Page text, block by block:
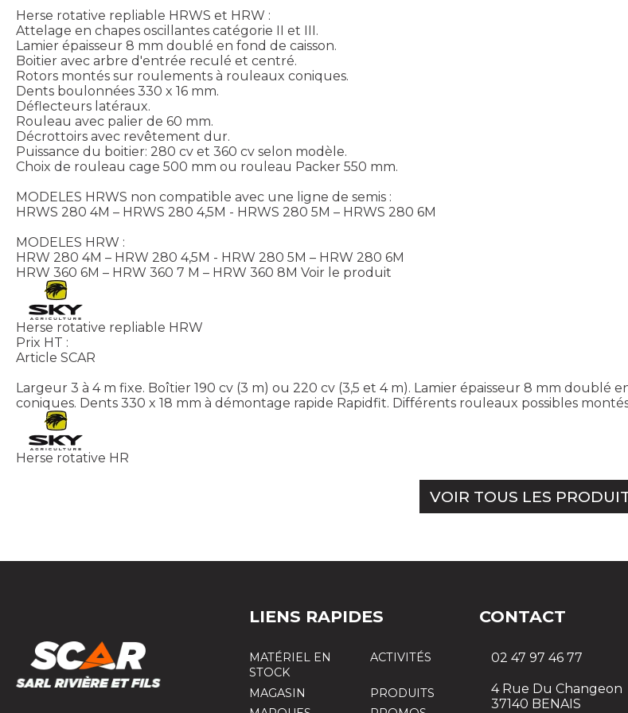
Herse rotative repliable HRWS et HRW :
Attelage en chapes oscillantes catégorie II et III.
Lamier épaisseur 8 mm doublé en fond de caisson.
Boitier avec arbre d'entrée reculé et centré.
Rotors montés sur roulements à rouleaux coniques.
Dents boulonnées 330 x 16 mm.
Déflecteurs latéraux.
Rouleau avec palier de 60 mm.
Décrottoirs avec revêtement dur.
Puissance du boitier: 280 cv et 360 cv selon modèle.
Choix de rouleau cage 500 mm ou rouleau Packer 550 mm.
MODELES HRWS non compatible avec une ligne de semis :
HRWS 280 4M – HRWS 280 4,5M - HRWS 280 5M – HRWS 280 6M
MODELES HRW :
HRW 280 4M – HRW 280 4,5M - HRW 280 5M – HRW 280 6M
HRW 360 6M – HRW 360 7 M – HRW 360 8M Voir le produit
Herse rotative repliable HRW
Prix HT :
Article SCAR
Largeur 3 à 4 m fixe. Boîtier 190 cv (3 m) ou 220 cv (3,5 et 4 m). Lamier épaisseur 8 mm
coniques. Dents 330 x 18 mm à démontage rapide Rapidfit. Différents rouleaux possibles
Herse rotative HR
VOIR TOUS LES
LIENS RAPIDES
MATÉRIEL EN
STOCK
ACTIVITÉS
MAGASIN
PRODUITS
CONTACT
02 47 97 46 77
4 Rue Du Changeon
37140 BENAIS